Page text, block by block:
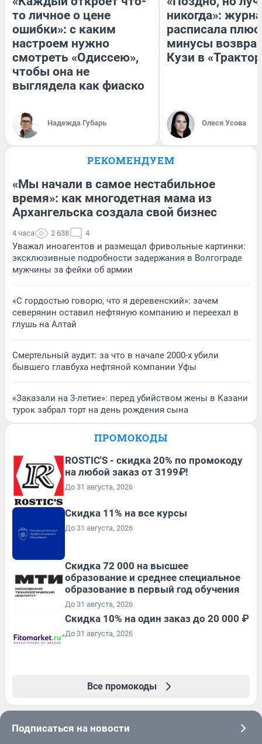
то личное о цене
ошибки»: с каким
настроем нужно
смотреть «Одиссею»,
чтобы она не
выглядела как фиаско
Надежда Губарь
никогда»:
расписала
минусы
Кузи в
Олеся Усова
РЕКОМЕНДУЕМ
«Мы начали в самое нестабильное
время»: как многодетная мама из
Архангельска создала свой бизнес
4 часа 2 638 4
Уважал иноагентов и размещал фривольные картинки:
эксклюзивные подробности задержания в Волгограде
мужчины за фейки об армии
«С гордостью говорю, что я деревенский»: зачем
северянин оставил нефтяную компанию и переехал в
глушь на Алтай
Смертельный аудит: за что в начале 2000-х убили
бывшего главбуха нефтяной компании Уфы
«Заказали на 3-летие»: перед убийством жены в Казани
турок забрал торт на день рождения сына
ПРОМОКОДЫ
ROSTIC'S - скидка 20% по промокоду
на любой заказ от 3199₽!
До 31 августа, 2026
Скидка 11% на все курсы
До 31 августа, 2026
Скидка 72 000 на высшее
образование и среднее специальное
образование в первый год обучения
До 31 августа, 2026
Скидка 10% на один заказ до 20 000 ₽
До 31 августа, 2026
Все промокоды
Подписаться на новости